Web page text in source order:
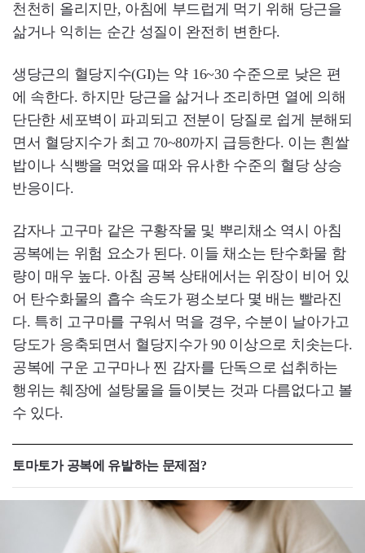
천천히 올리지만, 아침에 부드럽게 먹기 위해 당근을
삶거나 익히는 순간 성질이 완전히 변한다.
생당근의 혈당지수(GI)는 약 16~30 수준으로 낮은 편
에 속한다. 하지만 당근을 삶거나 조리하면 열에 의해
단단한 세포벽이 파괴되고 전분이 당질로 쉽게 분해되
면서 혈당지수가 최고 70~80까지 급등한다. 이는 흰쌀
밥이나 식빵을 먹었을 때와 유사한 수준의 혈당 상승
반응이다.
감자나 고구마 같은 구황작물 및 뿌리채소 역시 아침
공복에는 위험 요소가 된다. 이들 채소는 탄수화물 함
량이 매우 높다. 아침 공복 상태에서는 위장이 비어 있
어 탄수화물의 흡수 속도가 평소보다 몇 배는 빨라진
다. 특히 고구마를 구워서 먹을 경우, 수분이 날아가고
당도가 응축되면서 혈당지수가 90 이상으로 치솟는다.
공복에 구운 고구마나 찐 감자를 단독으로 섭취하는
행위는 췌장에 설탕물을 들이붓는 것과 다름없다고 볼
수 있다.
토마토가 공복에 유발하는 문제점?